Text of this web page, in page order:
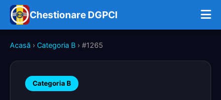
Chestionare DGPCI
Acasă › Categoria B › #1265
Categoria B